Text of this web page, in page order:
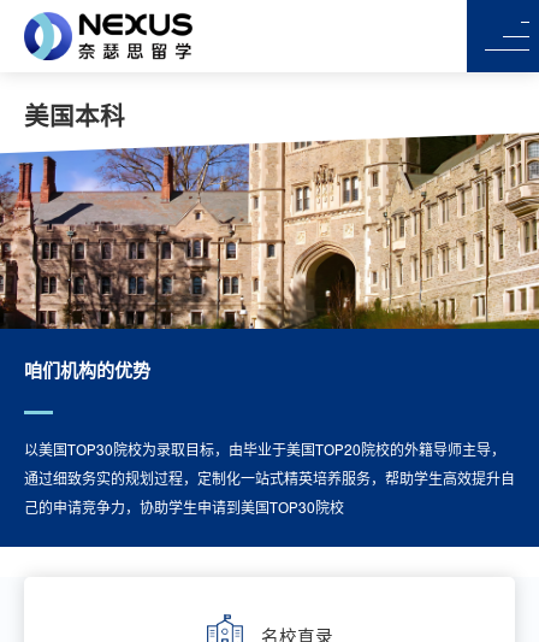
美国本科
咱们机构的优势
以美国TOP30院校为录取目标，由毕业于美国TOP20院校的外籍导师主导，
通过细致务实的规划过程，定制化一站式精英培养服务，帮助学生高效提升自
己的申请竞争力，协助学生申请到美国TOP30院校
名校直录